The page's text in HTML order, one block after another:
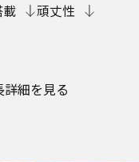
頑丈性
細を見る